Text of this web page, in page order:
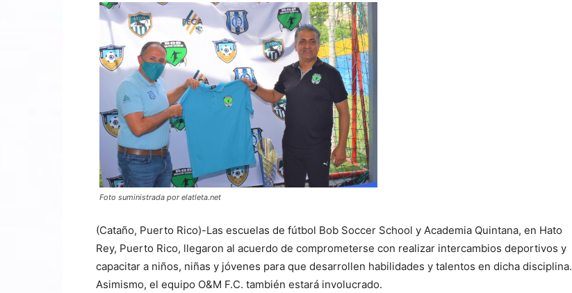
Foto suministrada por elatleta.net
(Cataño, Puerto Rico)-Las escuelas de fútbol Bob Soccer School y Academia Quintana, en Hato
Rey, Puerto Rico, llegaron al acuerdo de comprometerse con realizar intercambios deportivos y
capacitar a niños, niñas y jóvenes para que desarrollen habilidades y talentos en dicha disciplina.
Asimismo, el equipo O&M F.C. también estará involucrado.